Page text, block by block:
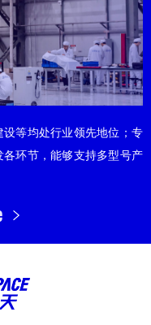
等均处行业领先地位；专
环节，能够支持多型号产